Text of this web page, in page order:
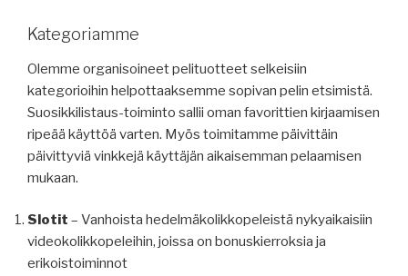
Kategoriamme
Olemme organisoineet pelituotteet selkeisiin
kategorioihin helpottaaksemme sopivan pelin etsimistä.
Suosikkilistaus-toiminto sallii oman favorittien kirjaamisen
ripeää käyttöä varten. Myös toimitamme päivittäin
päivittyviä vinkkejä käyttäjän aikaisemman pelaamisen
mukaan.
Slotit – Vanhoista hedelmäkolikkopeleistä nykyaikaisiin
videokolikkopeleihin, joissa on bonuskierroksia ja
erikoistoiminnot